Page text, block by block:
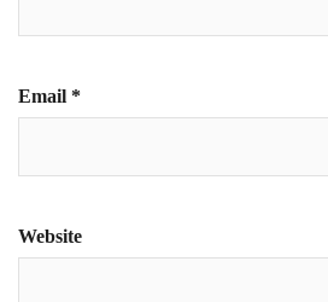
Email *
Website